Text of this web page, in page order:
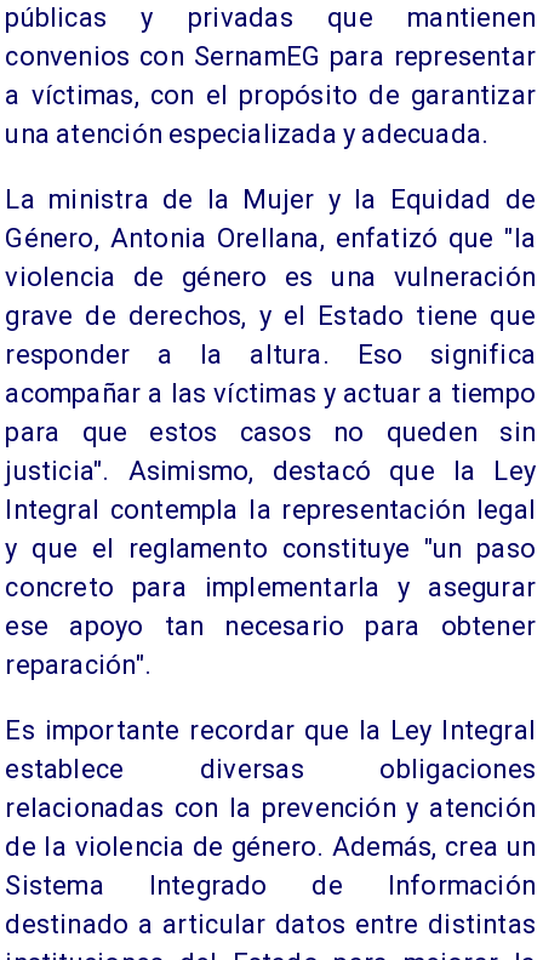
públicas y privadas que mantienen
convenios con SernamEG para representar
a víctimas, con el propósito de garantizar
una atención especializada y adecuada.
La ministra de la Mujer y la Equidad de
Género, Antonia Orellana, enfatizó que "la
violencia de género es una vulneración
grave de derechos, y el Estado tiene que
responder a la altura. Eso significa
acompañar a las víctimas y actuar a tiempo
para que estos casos no queden sin
justicia". Asimismo, destacó que la Ley
Integral contempla la representación legal
y que el reglamento constituye "un paso
concreto para implementarla y asegurar
ese apoyo tan necesario para obtener
reparación".
Es importante recordar que la Ley Integral
establece diversas obligaciones
relacionadas con la prevención y atención
de la violencia de género. Además, crea un
Sistema Integrado de Información
destinado a articular datos entre distintas